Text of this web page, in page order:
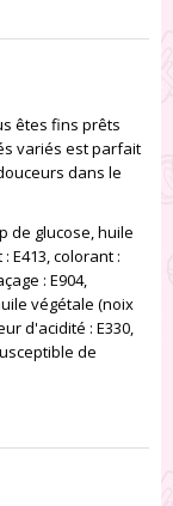
êtes fins prêts
variés est parfait
dans le
de glucose, huile
E413, colorant :
: E904,
végétale (noix
d'acidité : E330,
de